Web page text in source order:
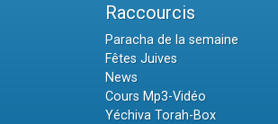
Raccourcis
Paracha de la semaine
Fêtes Juives
News
Cours Mp3-Vidéo
Yéchiva Torah-Box